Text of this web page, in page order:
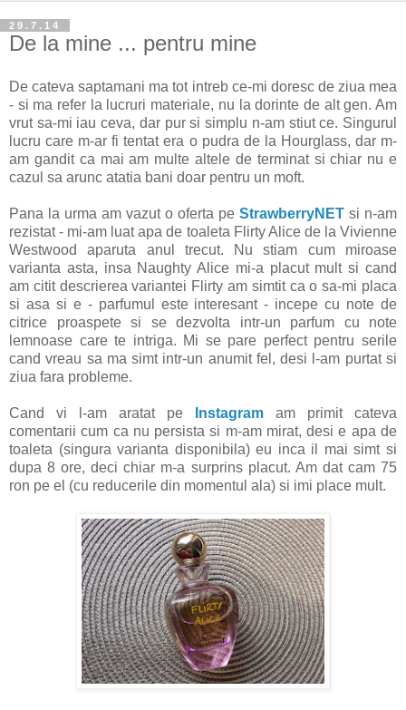
29.7.14
De la mine ... pentru mine
De cateva saptamani ma tot intreb ce-mi doresc de ziua mea
- si ma refer la lucruri materiale, nu la dorinte de alt gen. Am
vrut sa-mi iau ceva, dar pur si simplu n-am stiut ce. Singurul
lucru care m-ar fi tentat era o pudra de la Hourglass, dar m-
am gandit ca mai am multe altele de terminat si chiar nu e
cazul sa arunc atatia bani doar pentru un moft.
Pana la urma am vazut o oferta pe StrawberryNET si n-am
rezistat - mi-am luat apa de toaleta Flirty Alice de la Vivienne
Westwood aparuta anul trecut. Nu stiam cum miroase
varianta asta, insa Naughty Alice mi-a placut mult si cand
am citit descrierea variantei Flirty am simtit ca o sa-mi placa
si asa si e - parfumul este interesant - incepe cu note de
citrice proaspete si se dezvolta intr-un parfum cu note
lemnoase care te intriga. Mi se pare perfect pentru serile
cand vreau sa ma simt intr-un anumit fel, desi l-am purtat si
ziua fara probleme.
Cand vi l-am aratat pe Instagram am primit cateva
comentarii cum ca nu persista si m-am mirat, desi e apa de
toaleta (singura varianta disponibila) eu inca il mai simt si
dupa 8 ore, deci chiar m-a surprins placut. Am dat cam 75
ron pe el (cu reducerile din momentul ala) si imi place mult.